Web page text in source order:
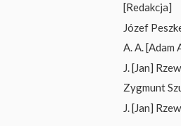
[Redakcja]
Józef
A. A. [Adam
J. [Jan]
Zygmunt
J. [Jan]